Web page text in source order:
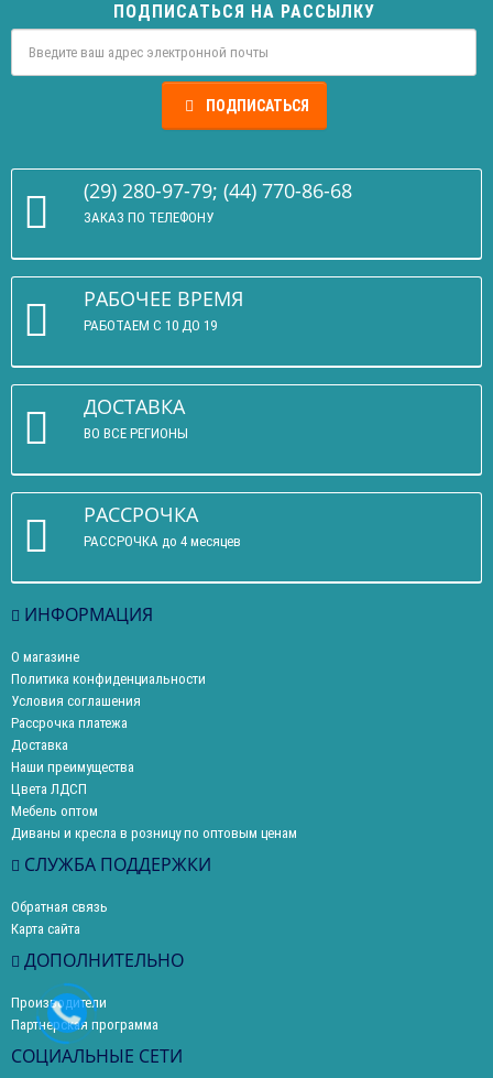
ПОДПИСАТЬСЯ НА РАССЫЛКУ
ПОДПИСАТЬСЯ
(29) 280-97-79; (44) 770-86-68
ЗАКАЗ ПО ТЕЛЕФОНУ
РАБОЧЕЕ ВРЕМЯ
РАБОТАЕМ С 10 ДО 19
ДОСТАВКА
ВО ВСЕ РЕГИОНЫ
РАССРОЧКА
РАССРОЧКА до 4 месяцев
ИНФОРМАЦИЯ
О магазине
Политика конфиденциальности
Условия соглашения
Рассрочка платежа
Доставка
Наши преимущества
Цвета ЛДСП
Мебель оптом
Диваны и кресла в розницу по оптовым ценам
СЛУЖБА ПОДДЕРЖКИ
Обратная связь
Карта сайта
ДОПОЛНИТЕЛЬНО
Производители
Партнерская программа
СОЦИАЛЬНЫЕ СЕТИ